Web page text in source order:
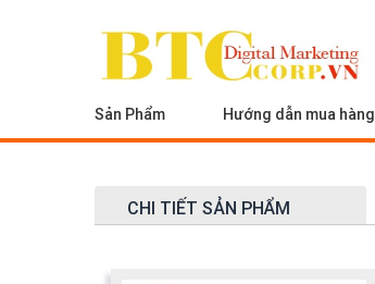
Sản Phẩm Hướng dẫn mua hàng
CHI TIẾT SẢN PHẨM